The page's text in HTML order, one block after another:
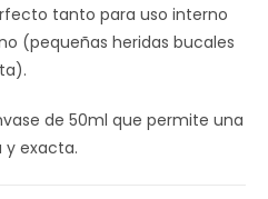
tanto para uso interno
(pequeñas heridas bucales
de 50ml que permite una
exacta.